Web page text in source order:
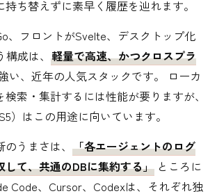
ち替えずに素早く履歴を辿れます。
、フロントがSvelte、デスクトップ化
成は、 軽量で高速、かつクロスプラ
い、近年の人気スタックです。 ローカ
索・集計するには性能が要りますが、
）はこの用途に向いています。
うまさは、 「各エージェントのログ
して、共通のDBに集約する」 ところに
Code、Cursor、Codexは、それぞれ独